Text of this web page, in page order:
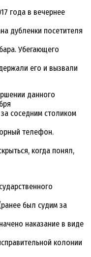
года в вечернее
дубленки посетителя
Убегающего
его и вызвали
данного
соседним столиком
телефон.
когда понял,
был судим за
наказание в виде
колонии